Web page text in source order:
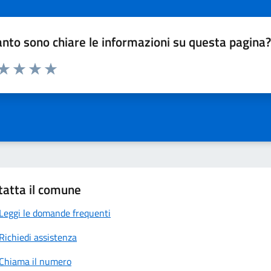
sono chiare le informazioni su questa pagina?
da 1 a 5 stelle la pagina
il comune
Leggi le domande frequenti
Richiedi assistenza
Chiama il numero